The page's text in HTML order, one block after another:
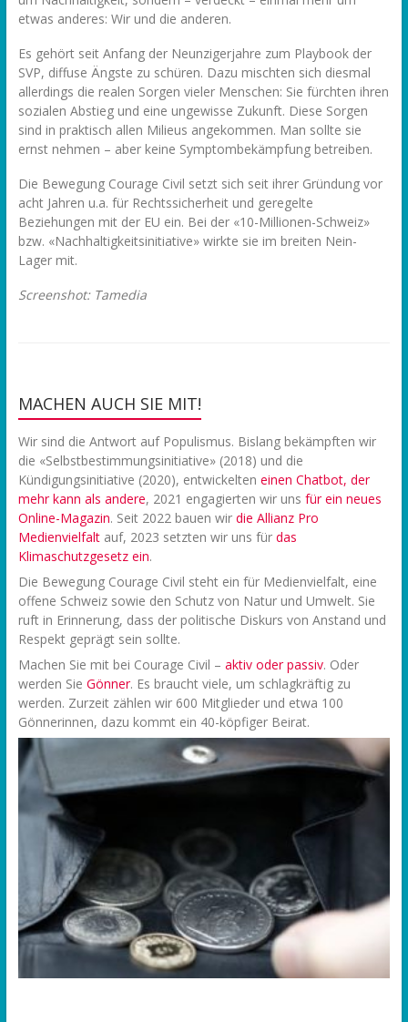
etwas anderes: Wir und die anderen.
Es gehört seit Anfang der Neunzigerjahre zum Playbook der
SVP, diffuse Ängste zu schüren. Dazu mischten sich diesmal
allerdings die realen Sorgen vieler Menschen: Sie fürchten ihren
sozialen Abstieg und eine ungewisse Zukunft. Diese Sorgen
sind in praktisch allen Milieus angekommen. Man sollte sie
ernst nehmen – aber keine Symptombekämpfung betreiben.
Die Bewegung Courage Civil setzt sich seit ihrer Gründung vor
acht Jahren u.a. für Rechtssicherheit und geregelte
Beziehungen mit der EU ein. Bei der «10-Millionen-Schweiz»
bzw. «Nachhaltigkeitsinitiative» wirkte sie im breiten Nein-
Lager mit.
Screenshot: Tamedia
MACHEN AUCH SIE MIT!
Wir sind die Antwort auf Populismus. Bislang bekämpften wir
die «Selbstbestimmungsinitiative» (2018) und die
Kündigungsinitiative (2020), entwickelten einen Chatbot, der
mehr kann als andere, 2021 engagierten wir uns für ein neues
Online-Magazin. Seit 2022 bauen wir die Allianz Pro
Medienvielfaltauf, 2023 setzten wir uns für das
Klimaschutzgesetz ein.
Die Bewegung Courage Civil steht ein für Medienvielfalt, eine
offene Schweiz sowie den Schutz von Natur und Umwelt. Sie
ruft in Erinnerung, dass der politische Diskurs von Anstand und
Respekt geprägt sein sollte.
Machen Sie mit bei Courage Civil – aktiv oder passiv. Oder
werden Sie Gönner. Es braucht viele, um schlagkräftig zu
werden. Zurzeit zählen wir 600 Mitglieder und etwa 100
Gönnerinnen, dazu kommt ein 40-köpfiger Beirat.